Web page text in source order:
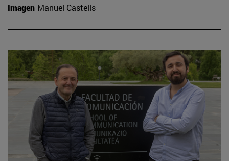
Imagen Manuel Castells